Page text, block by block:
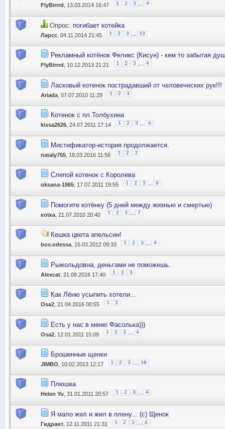
FlyBirrrd , 13.03.2014 16:47 1 2 3 4
Опрос: погибает котейка
Ларсс , 04.11.2014 21:45 1 2 3 13
Рекламный котёнок Феликс (Кисун) - кем то забытая
FlyBirrrd , 10.12.2013 21:21 1 2 3 4
Ласковый котенок пострадавший от человеческих рук!!!
Ariada , 07.07.2010 11:29 1 2 3
Котенок с пл.Толбухина
kissa2626 , 24.07.2011 17:14 1 2 3 6
Мистификатор-история продолжается.
nataly755 , 18.03.2016 11:56 1 2 3
Слепой котенок с Королева
oksana-1965 , 17.07.2011 19:55 1 2 3 6
Помогите котёнку (5 дней между жизнью и смертью)
коtка , 21.07.2010 20:40 1 2 3 7
Кешка цвета апельсин!
box.odessa , 15.03.2012 09:33 1 2 3 4
Рыжольдовна, деньгами не поможешь.
Alexcat , 21.09.2016 17:40 1 2 3
Как Лёню усыпить хотели...
Osa2 , 21.04.2016 00:55 1 2
Есть у нас в меню Фасолька)))
Osa2 , 12.01.2011 15:09 1 2 3 4
Брошенные щенки
JIMBO , 10.02.2013 12:17 1 2 3 18
Плюшка
Helen Yu , 31.01.2011 20:57 1 2 3 4
Я мало жил и жил в плену... (с) Щенок
Гидрант , 12.11.2011 21:31 1 2 3 6